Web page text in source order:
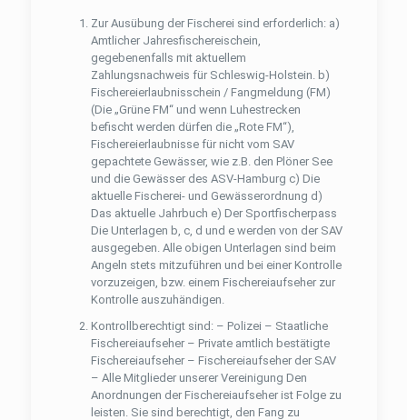
Zur Ausübung der Fischerei sind erforderlich: a)
Amtlicher Jahresﬁschereischein,
gegebenenfalls mit aktuellem
Zahlungsnachweis für Schleswig-Holstein. b)
Fischereierlaubnisschein / Fangmeldung (FM)
(Die „Grüne FM“ und wenn Luhestrecken
beﬁscht werden dürfen die „Rote FM“),
Fischereierlaubnisse für nicht vom SAV
gepachtete Gewässer, wie z.B. den Plöner See
und die Gewässer des ASV-Hamburg c) Die
aktuelle Fischerei- und Gewässerordnung d)
Das aktuelle Jahrbuch e) Der Sportﬁscherpass
Die Unterlagen b, c, d und e werden von der SAV
ausgegeben. Alle obigen Unterlagen sind beim
Angeln stets mitzuführen und bei einer Kontrolle
vorzuzeigen, bzw. einem Fischereiaufseher zur
Kontrolle auszuhändigen.
Kontrollberechtigt sind: – Polizei – Staatliche
Fischereiaufseher – Private amtlich bestätigte
Fischereiaufseher – Fischereiaufseher der SAV
– Alle Mitglieder unserer Vereinigung Den
Anordnungen der Fischereiaufseher ist Folge zu
leisten. Sie sind berechtigt, den Fang zu